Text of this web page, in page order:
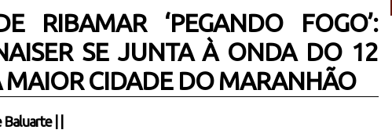
RIBAMAR ‘PEGANDO FOGO’:
SE JUNTA À ONDA DO 12
MAIOR CIDADE DO MARANHÃO
Baluarte